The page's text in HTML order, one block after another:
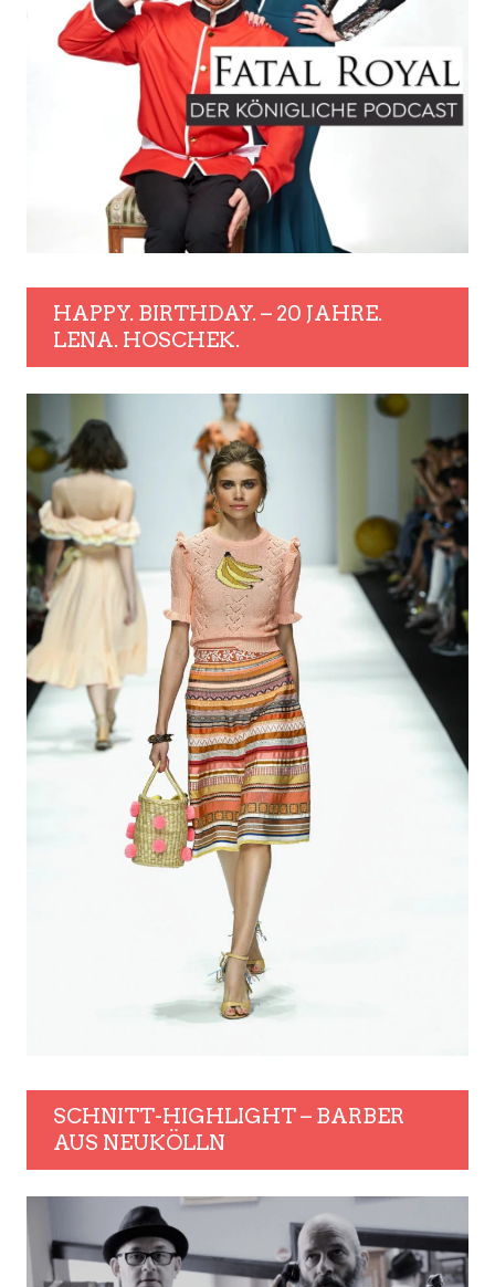
HAPPY. BIRTHDAY. – 20 JAHRE.
LENA. HOSCHEK.
SCHNITT-HIGHLIGHT – BARBER
AUS NEUKÖLLN